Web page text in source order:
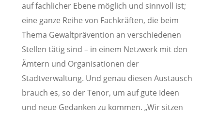
auf fachlicher Ebene möglich und sinnvoll ist;
eine ganze Reihe von Fachkräften, die beim
Thema Gewaltprävention an verschiedenen
Stellen tätig sind – in einem Netzwerk mit den
Ämtern und Organisationen der
Stadtverwaltung. Und genau diesen Austausch
brauch es, so der Tenor, um auf gute Ideen
und neue Gedanken zu kommen. „Wir sitzen